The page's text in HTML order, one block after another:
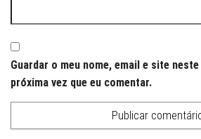
Guardar o meu nome, email e site
próxima vez que eu comentar.